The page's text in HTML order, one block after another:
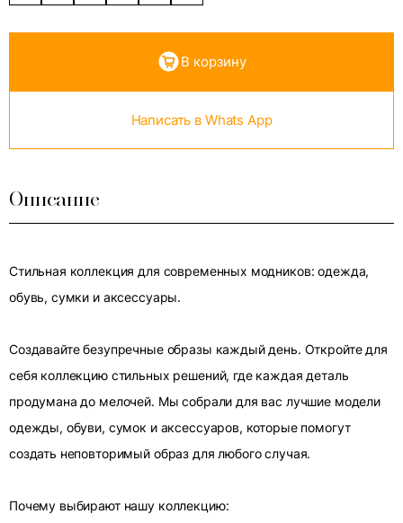
В корзину
Написать в Whats App
Описание
Стильная коллекция для современных модников: одежда,
обувь, сумки и аксессуары.
Создавайте безупречные образы каждый день. Откройте для
себя коллекцию стильных решений, где каждая деталь
продумана до мелочей. Мы собрали для вас лучшие модели
одежды, обуви, сумок и аксессуаров, которые помогут
создать неповторимый образ для любого случая.
Почему выбирают нашу коллекцию: